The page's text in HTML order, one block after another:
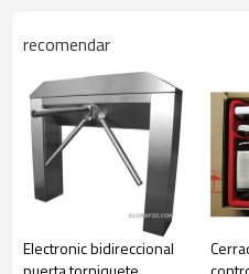
compartir.Built-in lector de
de identificación , la
contraseña , cualquier
puerta ,puerta de
fácil de usar , potente,
Diseño industrial
Wiegand ,se puede
en el mercado . Con la
/ salida , puede apoyar el
lograrcapacidades
estable de la red multi-
recomendar
Electronic bidireccional